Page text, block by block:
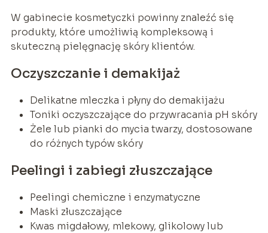
W gabinecie kosmetyczki powinny znaleźć się
produkty, które umożliwią kompleksową i
skuteczną pielęgnację skóry klientów.
Oczyszczanie i demakijaż
Delikatne mleczka i płyny do demakijażu
Toniki oczyszczające do przywracania pH skóry
Żele lub pianki do mycia twarzy, dostosowane
do różnych typów skóry
Peelingi i zabiegi złuszczające
Peelingi chemiczne i enzymatyczne
Maski złuszczające
Kwas migdałowy, mlekowy, glikolowy lub